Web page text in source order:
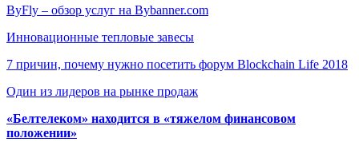
ByFly – обзор услуг на Bybanner.com
Инновационные тепловые завесы
7 причин, почему нужно посетить форум Blockchain Life 2018
Один из лидеров на рынке продаж
«Белтелеком» находится в «тяжелом финансовом
положении»